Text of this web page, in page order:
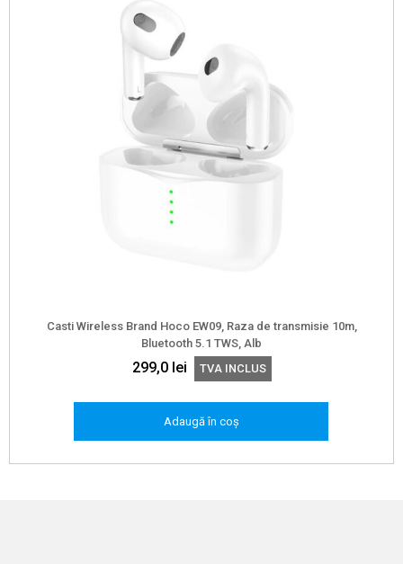
Casti Wireless Brand Hoco EW09, Raza de transmisie 10m,
Bluetooth 5.1 TWS, Alb
299,0 lei TVA INCLUS
Adaugă în coș